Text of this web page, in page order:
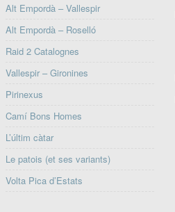
Alt Empordà – Vallespir
Alt Empordà – Roselló
Raid 2 Catalognes
Vallespir – Gironines
Pirinexus
Camí Bons Homes
L’últim càtar
Le patois (et ses variants)
Volta Pica d’Estats